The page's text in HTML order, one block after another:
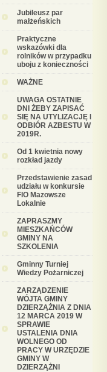
Jubileusz par
małżeńskich
Praktyczne
wskazówki dla
rolników w przypadku
uboju z konieczności
WAŻNE
UWAGA OSTATNIE
DNI ŻEBY ZAPISAĆ
SIĘ NA UTYLIZACJĘ I
ODBIÓR AZBESTU W
2019R.
Od 1 kwietnia nowy
rozkład jazdy
Przedstawienie zasad
udziału w konkursie
FIO Mazowsze
Lokalnie
ZAPRASZMY
MIESZKAŃCÓW
GMINY NA
SZKOLENIA
Gminny Turniej
Wiedzy Pożarniczej
ZARZĄDZENIE
WÓJTA GMINY
DZIERZĄŻNIA Z DNIA
12 MARCA 2019 W
SPRAWIE
USTALENIA DNIA
WOLNEGO OD
PRACY W URZĘDZIE
GMINY W
DZIERZĄŻNI